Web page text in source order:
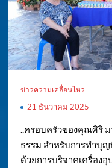
ข่าวความเคลื่อนไหว
21 ธันวาคม 2025
..ครอบครัวของคุณศิริ
ธรรม สำหรับการทำบุ
ด้วยการบริจาคเครื่อง